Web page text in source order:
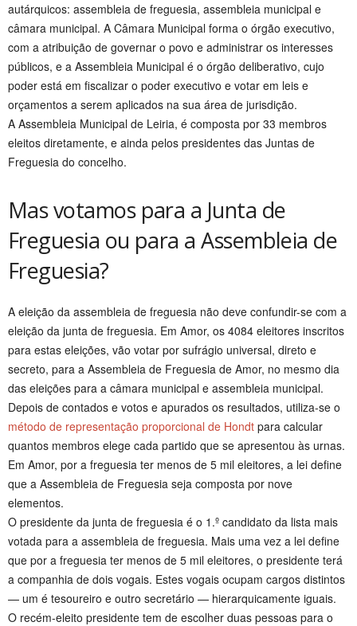
autárquicos: assembleia de freguesia, assembleia municipal e
câmara municipal. A Câmara Municipal forma o órgão executivo,
com a atribuição de governar o povo e administrar os interesses
públicos, e a Assembleia Municipal é o órgão deliberativo, cujo
poder está em fiscalizar o poder executivo e votar em leis e
orçamentos a serem aplicados na sua área de jurisdição.
A Assembleia Municipal de Leiria, é composta por 33 membros
eleitos diretamente, e ainda pelos presidentes das Juntas de
Freguesia do concelho.
Mas votamos para a Junta de
Freguesia ou para a Assembleia de
Freguesia?
A eleição da assembleia de freguesia não deve confundir-se com a
eleição da junta de freguesia. Em Amor, os 4084 eleitores inscritos
para estas eleições, vão votar por sufrágio universal, direto e
secreto, para a Assembleia de Freguesia de Amor, no mesmo dia
das eleições para a câmara municipal e assembleia municipal.
Depois de contados e votos e apurados os resultados, utiliza-se o
método de representação proporcional de Hondt para calcular
quantos membros elege cada partido que se apresentou às urnas.
Em Amor, por a freguesia ter menos de 5 mil eleitores, a lei define
que a Assembleia de Freguesia seja composta por nove
elementos.
O presidente da junta de freguesia é o 1.º candidato da lista mais
votada para a assembleia de freguesia. Mais uma vez a lei define
que por a freguesia ter menos de 5 mil eleitores, o presidente terá
a companhia de dois vogais. Estes vogais ocupam cargos distintos
— um é tesoureiro e outro secretário — hierarquicamente iguais.
O recém-eleito presidente tem de escolher duas pessoas para o